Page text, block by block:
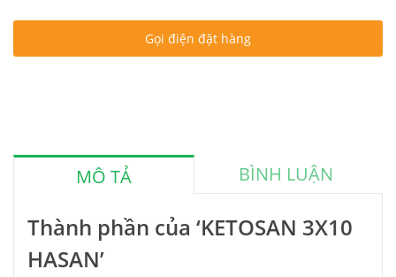
Gọi điện đặt hàng
MÔ TẢ BÌNH LUẬN
Thành phần của ‘KETOSAN 3X10
HASAN’